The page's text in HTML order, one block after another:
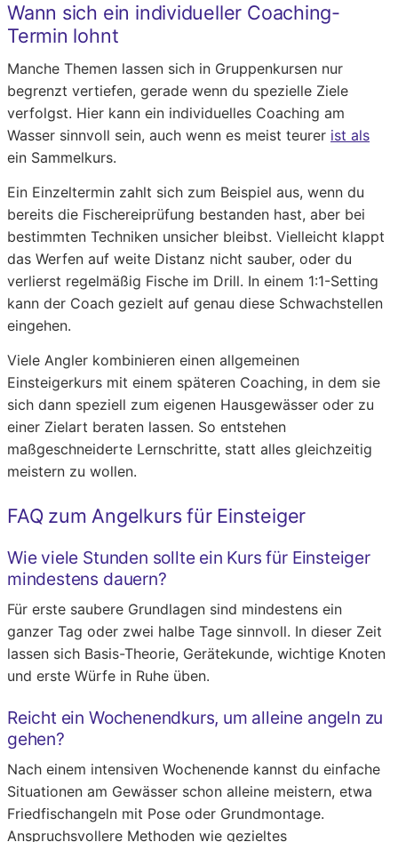
Wann sich ein individueller Coaching-
Termin lohnt
Manche Themen lassen sich in Gruppenkursen nur
begrenzt vertiefen, gerade wenn du spezielle Ziele
verfolgst. Hier kann ein individuelles Coaching am
Wasser sinnvoll sein, auch wenn es meist teurer ist als
ein Sammelkurs.
Ein Einzeltermin zahlt sich zum Beispiel aus, wenn du
bereits die Fischereiprüfung bestanden hast, aber bei
bestimmten Techniken unsicher bleibst. Vielleicht klappt
das Werfen auf weite Distanz nicht sauber, oder du
verlierst regelmäßig Fische im Drill. In einem 1:1-Setting
kann der Coach gezielt auf genau diese Schwachstellen
eingehen.
Viele Angler kombinieren einen allgemeinen
Einsteigerkurs mit einem späteren Coaching, in dem sie
sich dann speziell zum eigenen Hausgewässer oder zu
einer Zielart beraten lassen. So entstehen
maßgeschneiderte Lernschritte, statt alles gleichzeitig
meistern zu wollen.
FAQ zum Angelkurs für Einsteiger
Wie viele Stunden sollte ein Kurs für Einsteiger
mindestens dauern?
Für erste saubere Grundlagen sind mindestens ein
ganzer Tag oder zwei halbe Tage sinnvoll. In dieser Zeit
lassen sich Basis-Theorie, Gerätekunde, wichtige Knoten
und erste Würfe in Ruhe üben.
Reicht ein Wochenendkurs, um alleine angeln zu
gehen?
Nach einem intensiven Wochenende kannst du einfache
Situationen am Gewässer schon alleine meistern, etwa
Friedfischangeln mit Pose oder Grundmontage.
Anspruchsvollere Methoden wie gezieltes